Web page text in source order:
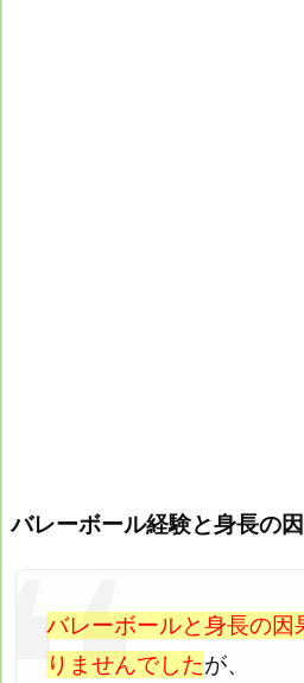
バレーボール経験と身長の
バレーボールと身長の因
りませんでしたが、